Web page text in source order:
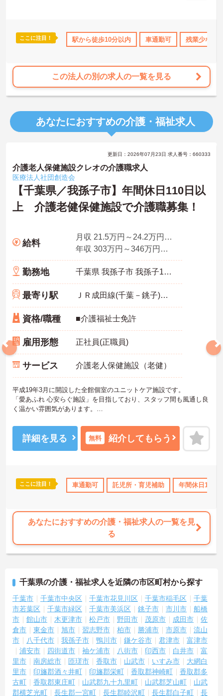
残業少なめ 無資格OK 年間休日110日以上 ブランクOK
ここに注目！ 駅から徒歩10分以内 車通勤可 残業少なめ
この法人の別の求人の一覧を見る
あなたにおすすめの介護・福祉求人
得サポート ボーナス・賞与あり 社会保険完備 交通費支給
更新日：2026年07月23日 求人番号：660333
介護老人保健施設クレオの介護職求人
医療法人社団創造会
【千葉県／我孫子市】年間休日110日以
上 介護老健保健施設で介護職募集！
給料
月収 21.5万円～24.2万円程度 諸手当・夜勤5回分込
年収 303万円～346万円程度 諸手当込
勤務地 千葉県 我孫子市 我孫子1855-4
最寄り駅 ＪＲ成田線(千葉－銚子)「我孫子駅」徒歩26分
資格/職種 ■介護福祉士免許
雇用形態 正社員(正職員)
サービス 介護老人保健施設（老健）
平成19年3月に開設した全館個室のユニットケア施設です。
「愛あふれ 心安らぐ施設」を目指しており、スタッフ間も風通し良
く温かい雰囲気があります。
勤続表彰等と充実した福利厚生があり、
プライベートと両立した働き方が実現出来ます。ご応募お待ちして
詳細を見る 無料 紹介してもらう
ここに注目！ 車通勤可 託児所・育児補助 年間休日110日
あなたにおすすめの介護・福祉求人の一覧を見
る
千葉県の介護・福祉求人を近隣の市区町村から探す
千葉市 千葉市中央区 千葉市花見川区 千葉市稲毛区
千葉
市若葉区
千葉市緑区 千葉市美浜区 銚子市 市川市
船橋
市
館山市 木更津市 松戸市 野田市 茂原市 成田市
佐
倉市
東金市 旭市 習志野市 柏市 勝浦市 市原市
流山
市
八千代市 我孫子市 鴨川市 鎌ケ谷市 君津市
富津市
浦安市
四街道市 袖ケ浦市 八街市 印西市 白井市
富
里市
南房総市 匝瑳市 香取市 山武市 いすみ市
大網白
里市
印旛郡酒々井町 印旛郡栄町 香取郡神崎町
香取郡多
古町
香取郡東庄町 山武郡九十九里町 山武郡芝山町
山武
郡横芝光町
長生郡一宮町 長生郡睦沢町 長生郡白子町 長